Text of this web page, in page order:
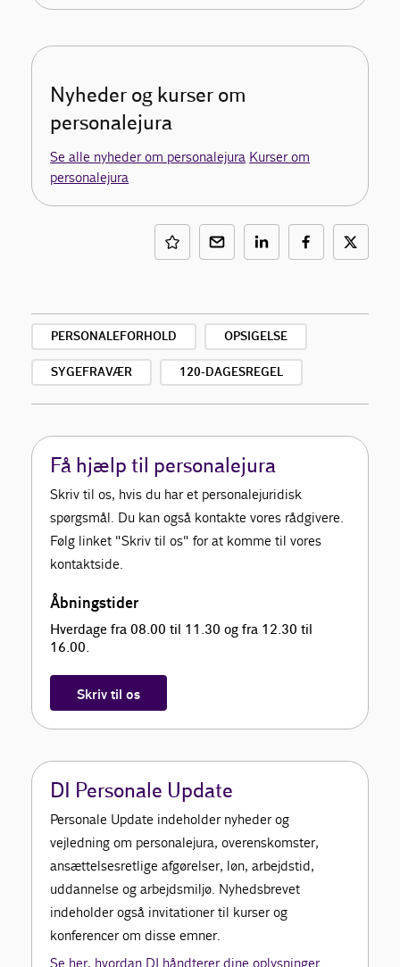
Nyheder og kurser om
personalejura
Se alle nyheder om personalejura Kurser om
personalejura
PERSONALEFORHOLD OPSIGELSE
SYGEFRAVÆR 120-DAGESREGEL
Få hjælp til personalejura
Skriv til os, hvis du har et personalejuridisk
spørgsmål. Du kan også kontakte vores rådgivere.
Følg linket "Skriv til os" for at komme til vores
kontaktside.
Åbningstider
Hverdage fra 08.00 til 11.30 og fra 12.30 til
16.00.
Skriv til os
DI Personale Update
Personale Update indeholder nyheder og
vejledning om personalejura, overenskomster,
ansættelsesretlige afgørelser, løn, arbejdstid,
uddannelse og arbejdsmiljø. Nyhedsbrevet
indeholder også invitationer til kurser og
konferencer om disse emner.
Se her, hvordan DI håndterer dine oplysninger